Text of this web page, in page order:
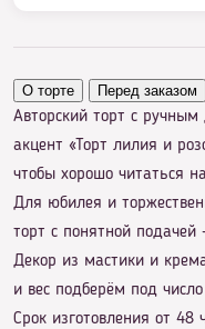
О торте Перед заказом
Авторский торт с
акцент «Торт лилия и
чтобы хорошо читаться
Для юбилея и
торт с понятной подачей
Декор из мастики и
и вес подберём под число
Срок изготовления от 48